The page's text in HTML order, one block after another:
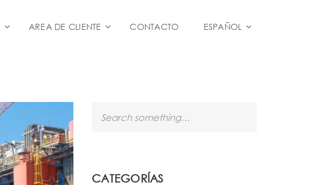
AREA DE CLIENTE CONTACTO ESPAÑOL
h
CATEGORÍAS